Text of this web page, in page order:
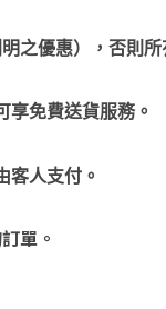
之優惠），否則
享免費送貨服務。
客人支付。
訂單。